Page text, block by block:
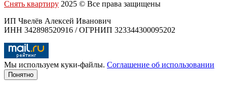
Снять квартиру 2025 © Все права защищены
ИП Чвелёв Алексей Иванович
ИНН 342898520916 / ОГРНИП 323344300095202
Мы используем куки-файлы. Соглашение об использовании
Понятно